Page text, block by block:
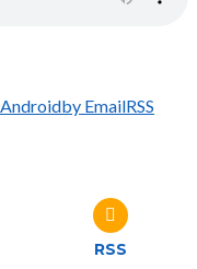
Androidby EmailRSS
RSS